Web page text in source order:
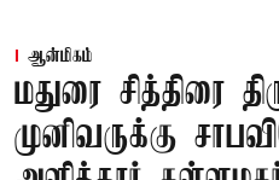
ஆன்மிகம்
மதுரை சித்திரை
முனிவருக்கு